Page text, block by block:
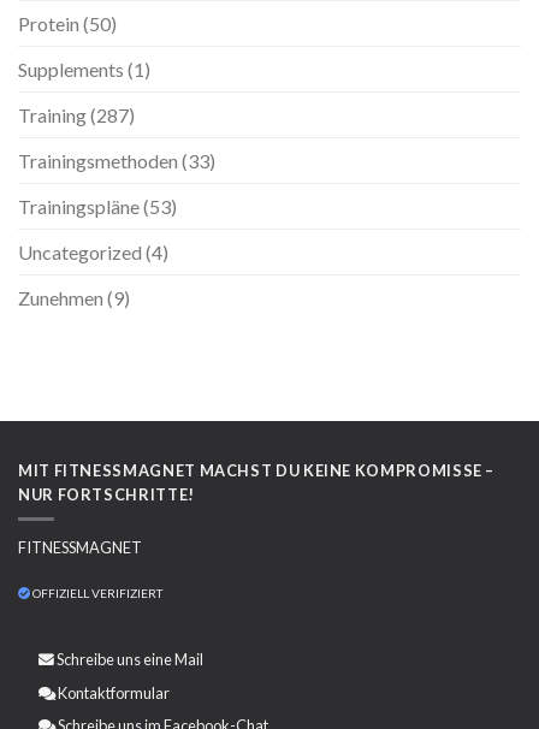
Protein (50)
Supplements (1)
Training(287)
Trainingsmethoden (33)
Trainingspläne(53)
Uncategorized (4)
Zunehmen (9)
MIT FITNESSMAGNET MACHST DU KEINE KOMPROMISSE –
NUR FORTSCHRITTE!
FITNESSMAGNET
OFFIZIELL VERIFIZIERT
Schreibe uns eineMail
Kontaktformular